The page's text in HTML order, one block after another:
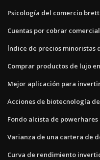
Psicología del comercio
Cuentas por cobrar
Índice de precios minoristas
Comprar productos de lujo
Mejor aplicación para
Acciones de biotecnología
Fondo alcista de
Varianza de una cartera de
Curva de rendimiento